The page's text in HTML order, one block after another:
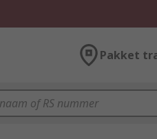
Pakket